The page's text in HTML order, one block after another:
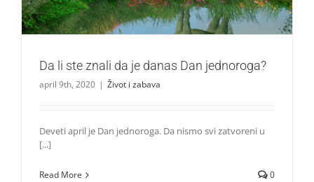
Da li ste znali da je danas Dan jednoroga?
april 9th, 2020 | Život i zabava
Deveti april je Dan jednoroga. Da nismo svi zatvoreni u
[...]
Read More 0